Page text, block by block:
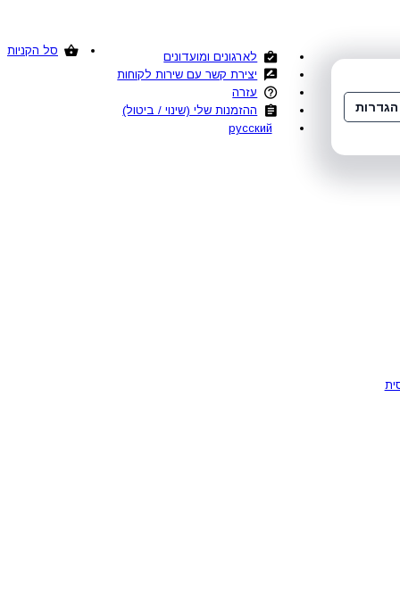
סל הקניות
לארגונים ומועדונים
יצירת קשר עם שירות לקוחות
עזרה
ההזמנות שלי (שינוי / ביטול)
русский
הגדרות